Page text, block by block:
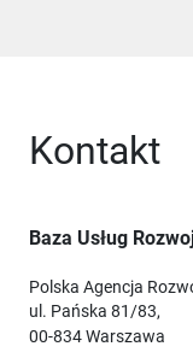
Kontakt
Baza Usług
Polska Agencja
ul. Pańska 81/83,
00-834 Warszawa